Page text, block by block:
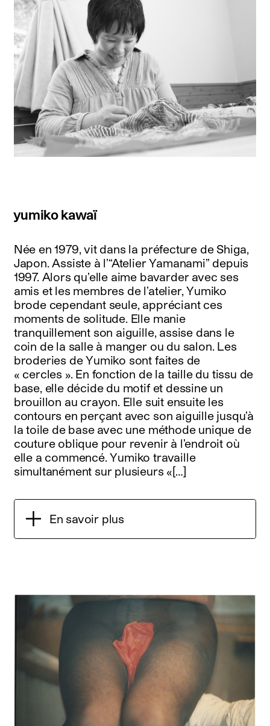
yumiko kawaï
Née en 1979, vit dans la préfecture de Shiga,
Japon. Assiste à l’“Atelier Yamanami” depuis
1997. Alors qu’elle aime bavarder avec ses
amis et les membres de l’atelier, Yumiko
brode cependant seule, appréciant ces
moments de solitude. Elle manie
tranquillement son aiguille, assise dans le
coin de la salle à manger ou du salon. Les
broderies de Yumiko sont faites de
« cercles ». En fonction de la taille du tissu de
base, elle décide du motif et dessine un
brouillon au crayon. Elle suit ensuite les
contours en perçant avec son aiguille jusqu’à
la toile de base avec une méthode unique de
couture oblique pour revenir à l’endroit où
elle a commencé. Yumiko travaille
simultanément sur plusieurs «[…]
En savoir plus